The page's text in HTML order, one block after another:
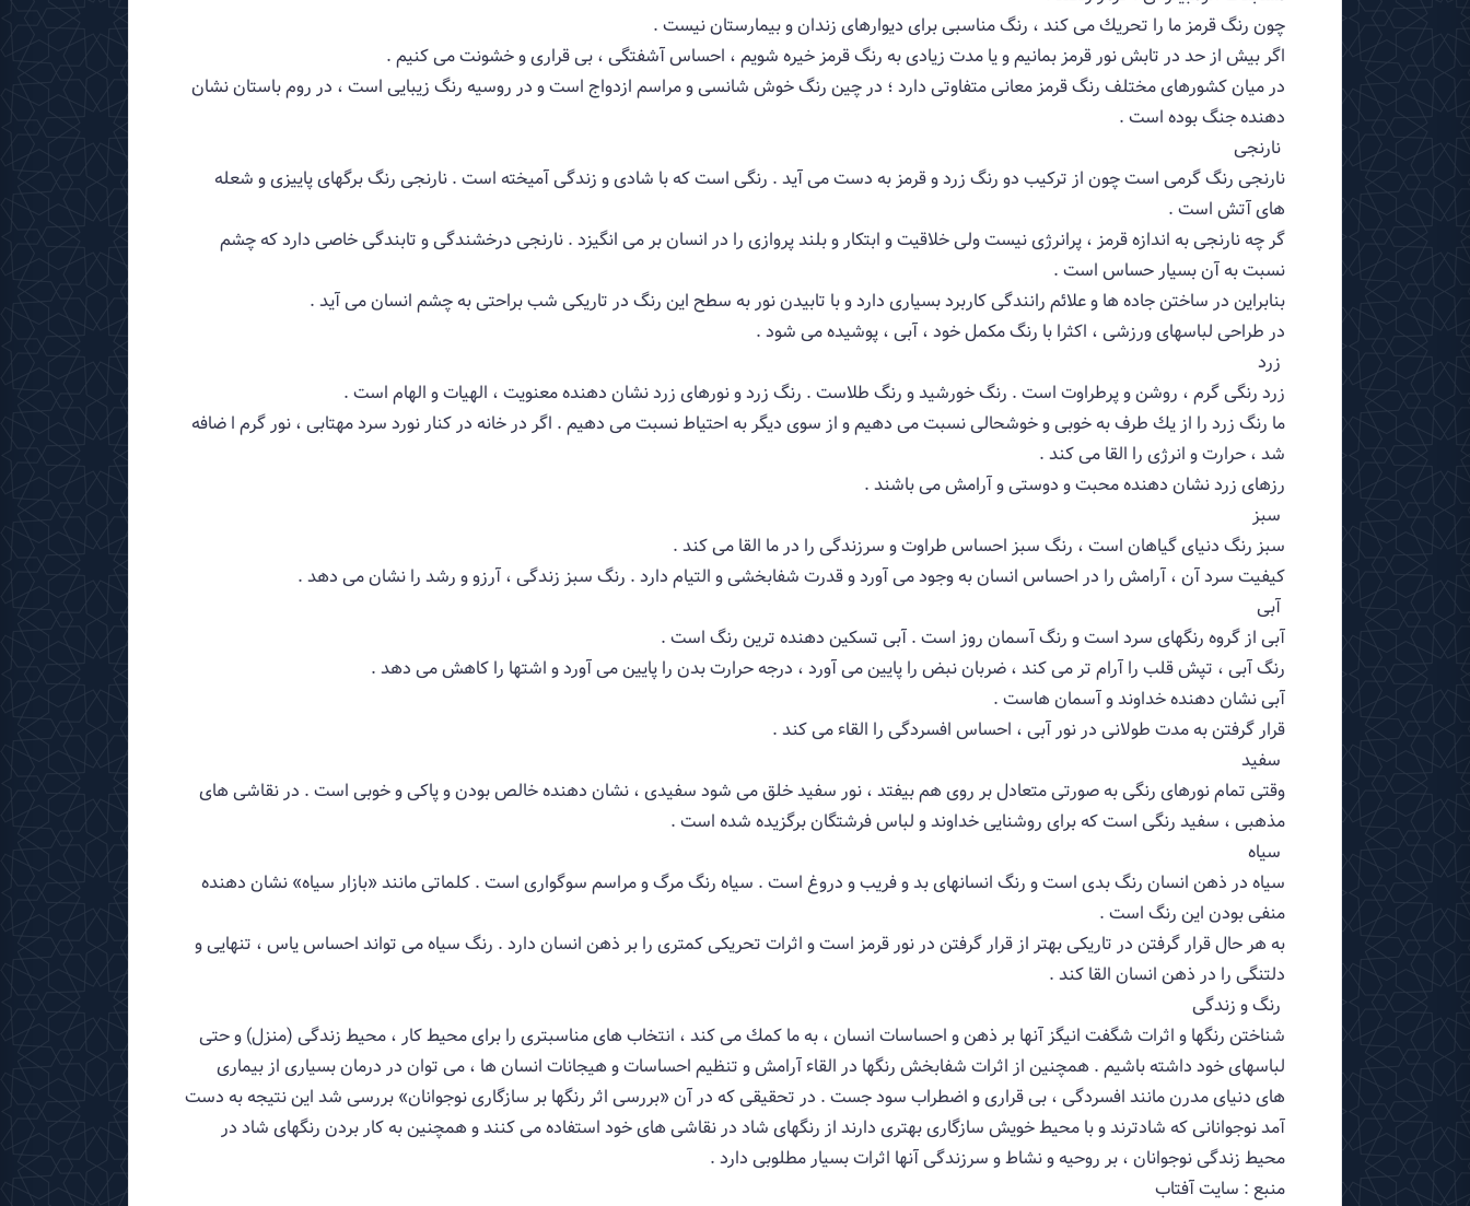
چون رنگ قرمز ما را تحریك می كند ، رنگ مناسبی برای دیوارهای زندان و بیمارستان نیست .
اگر بیش از حد در تابش نور قرمز بمانیم و یا مدت زیادی به رنگ قرمز خیره شویم ، ‌احساس آشفتگی ، بی قراری و خشونت می كنیم .
در میان كشورهای مختلف رنگ قرمز معانی متفاوتی دارد ؛ در چین رنگ خوش شانسی و مراسم ازدواج است و در روسیه رنگ زیبایی است ، در روم باستان نشان
دهنده جنگ بوده است .
نارنجی
نارنجی رنگ گرمی است چون از تركیب دو رنگ زرد و قرمز به دست می آید . رنگی است كه با شادی و زندگی آمیخته است . نارنجی رنگ برگهای پاییزی و شعله
های آتش است .
گر چه نارنجی به اندازه قرمز ، ‌پرانرژی نیست ولی خلاقیت و ابتكار و بلند پروازی را در انسان بر می انگیزد . نارنجی درخشندگی و تابندگی خاصی دارد كه چشم
نسبت به آن بسیار حساس است .
بنابراین در ساختن جاده ها و علائم رانندگی كاربرد بسیاری دارد و با تابیدن نور به سطح این رنگ در تاریكی شب براحتی به چشم انسان می آید .
در طراحی لباسهای ورزشی ، اكثرا با رنگ مكمل خود ، آبی ،‌ پوشیده می شود .
زرد
زرد رنگی گرم ، روشن و پرطراوت است . رنگ خورشید و رنگ طلاست . رنگ زرد و نورهای زرد نشان دهنده معنویت ، الهیات و الهام است .
ما رنگ زرد را از یك طرف به خوبی و خوشحالی نسبت می دهیم و از سوی دیگر به احتیاط نسبت می دهیم . اگر در خانه در كنار نورد سرد مهتابی ، نور گرم ا ضافه
شد ، حرارت و انرژی را القا می كند .
رزهای زرد نشان دهنده محبت و دوستی و آرامش می باشند .
سبز
سبز رنگ دنیای گیاهان است ، رنگ سبز احساس طراوت و سرزندگی را در ما القا می كند .
كیفیت سرد آن ، آرامش را در احساس انسان به وجود می آورد و قدرت شفابخشی و التیام دارد . رنگ سبز زندگی ، آرزو و رشد را نشان می دهد .
آبی
آبی از گروه رنگهای سرد است و رنگ آسمان روز است . آبی تسكین دهنده ترین رنگ است .
رنگ آبی ، تپش قلب را آرام تر می كند ، ضربان نبض را پایین می آورد ، درجه حرارت بدن را پایین می آورد و اشتها را كاهش می دهد .
آبی نشان دهنده خداوند و آسمان هاست .
قرار گرفتن به مدت طولانی در نور آبی ، احساس افسردگی را القاء می كند .
سفید
وقتی تمام نورهای رنگی به صورتی متعادل بر روی هم بیفتد ، نور سفید خلق می شود سفیدی ، نشان دهنده خالص بودن و پاكی و خوبی است . در نقاشی های
مذهبی ، سفید رنگی است كه برای روشنایی خداوند و لباس فرشتگان برگزیده شده است .
سیاه
سیاه در ذهن انسان رنگ بدی است و رنگ انسانهای بد و فریب و دروغ است . سیاه رنگ مرگ و مراسم سوگواری است . كلماتی مانند «بازار سیاه» نشان دهنده
منفی بودن این رنگ است .
به هر حال قرار گرفتن در تاریكی بهتر از قرار گرفتن در نور قرمز است و اثرات تحریكی كمتری را بر ذهن انسان دارد . رنگ سیاه می تواند احساس یاس ، تنهایی و
دلتنگی را در ذهن انسان القا كند .
رنگ و زندگی
شناختن رنگها و اثرات شگفت انیگز آنها بر ذهن و احساسات انسان ، به ما كمك می كند ، ‌انتخاب های مناسبتری را برای محیط كار ، محیط زندگی (منزل) و حتی
لباسهای خود داشته باشیم . همچنین از اثرات شفابخش رنگها در القاء آرامش و تنظیم احساسات و هیجانات انسان ها ، می توان در درمان بسیاری از بیماری
های دنیای مدرن مانند افسردگی ، بی قراری و اضطراب سود جست . در تحقیقی كه در آن «بررسی اثر رنگها بر سازگاری نوجوانان» بررسی شد این نتیجه به دست
آمد نوجوانانی كه شادترند و با محیط خویش سازگاری بهتری دارند از رنگهای شاد در نقاشی های خود استفاده می كنند و همچنین به كار بردن رنگهای شاد در
محیط زندگی نوجوانان ، بر روحیه و نشاط و سرزندگی آنها اثرات بسیار مطلوبی دارد .
منبع :‌ سايت آفتاب